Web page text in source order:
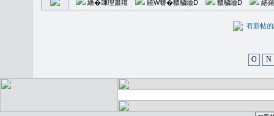
繙�𥪕理簫羶 繞W簪�穠穢瞼D 穠穢瞼D 繕
有新
O N